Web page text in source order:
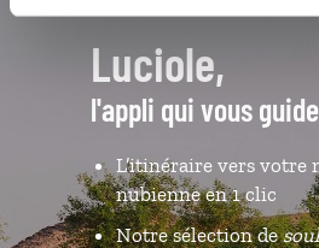
Luciole,
l'appli qui vous
L’itinéraire vers votre
nubienne en 1 clic
Notre sélection de